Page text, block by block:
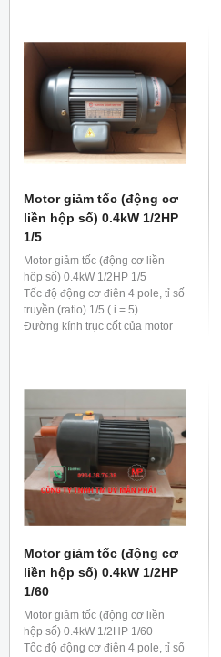
Motor giảm tốc (động cơ
liền hộp số) 0.4kW 1/2HP
1/5
Motor giảm tốc (động cơ liền
hộp số) 0.4kW 1/2HP 1/5
Tốc độ động cơ điện 4 pole, tỉ số
truyền (ratio) 1/5 ( i = 5).
Đường kính trục cốt của motor
Motor giảm tốc (động cơ
liền hộp số) 0.4kW 1/2HP
1/60
Motor giảm tốc (động cơ liền
hộp số) 0.4kW 1/2HP 1/60
Tốc độ động cơ điện 4 pole, tỉ số